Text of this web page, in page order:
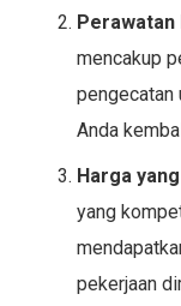
mencakup
pengecatan
Anda
Harga
yang
pekerjaan